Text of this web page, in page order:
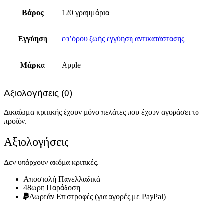
Βάρος 120 γραμμάρια
Εγγύηση εφ’όρου ζωής εγγύηση αντικατάστασης
Μάρκα Apple
Αξιολογήσεις (0)
Δικαίωμα κριτικής έχουν μόνο πελάτες που έχουν αγοράσει το
προϊόν.
Αξιολογήσεις
Δεν υπάρχουν ακόμα κριτικές.
Αποστολή Πανελλαδικά
48ωρη Παράδοση
Δωρεάν Eπιστροφές (για αγορές με PayPal)